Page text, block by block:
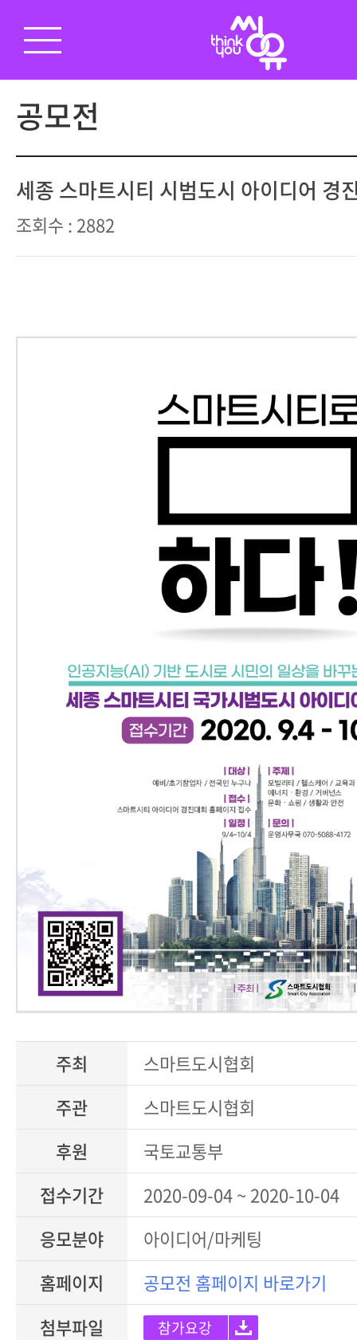
공모전
세종 스마트시티 시범도시 아이디어 경
조회수 : 2882
주최
스마트도시협회
주관
스마트도시협회
후원
국토교통부
접수기간
2020-09-04 ~ 2020-10-04
응모분야
아이디어/마케팅
홈페이지
공모전 홈페이지 바로가기
첨부파일
참가요강